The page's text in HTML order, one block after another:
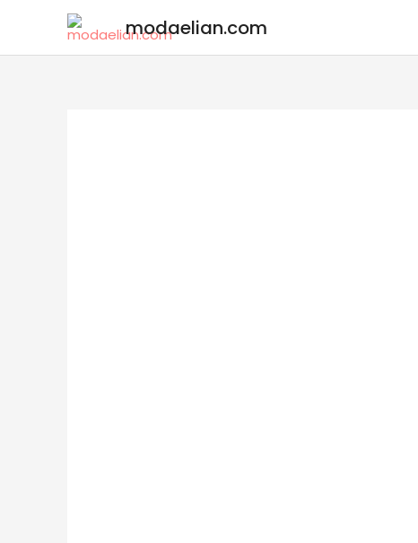
modaelian.com